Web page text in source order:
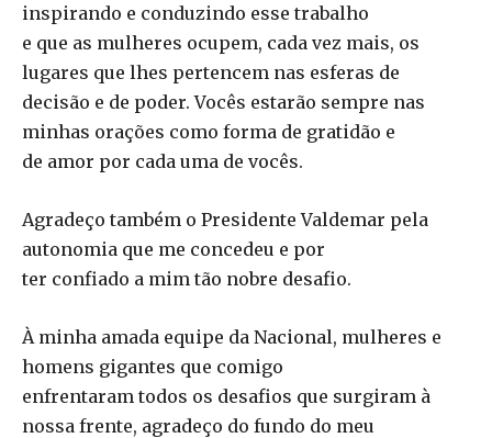
inspirando e conduzindo esse trabalho
e que as mulheres ocupem, cada vez mais, os
lugares que lhes pertencem nas esferas de
decisão e de poder. Vocês estarão sempre nas
minhas orações como forma de gratidão e
de amor por cada uma de vocês.
Agradeço também o Presidente Valdemar pela
autonomia que me concedeu e por
ter confiado a mim tão nobre desafio.
À minha amada equipe da Nacional, mulheres e
homens gigantes que comigo
enfrentaram todos os desafios que surgiram à
nossa frente, agradeço do fundo do meu